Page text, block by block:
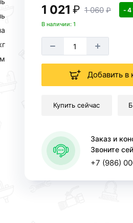
1 021 ₽ 1 060 ₽ - 4
В наличии: 1
Добавить в
Купить сейчас
Заказ и
Звоните
+7 (986)